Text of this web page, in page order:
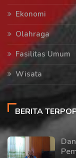
Ekonomi
Olahraga
Fasilitas Umum
Wisata
BERITA